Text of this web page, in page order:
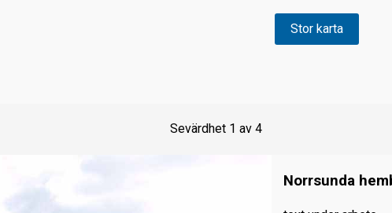
Stor karta
Sevärdhet 1 av 4
Norrsunda